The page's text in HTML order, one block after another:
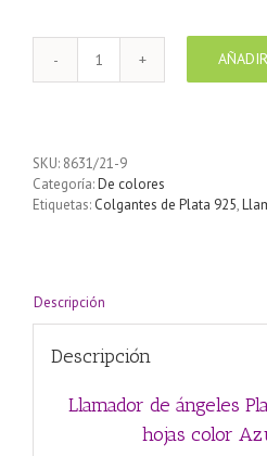
Llamador
con
diseño
hojas
mm
SKU: 8631/21-9
Categoría:De colores
Etiquetas: Colgantes de Plata 925,
Descripción
Descripción
Llamador de ángeles
hojas color